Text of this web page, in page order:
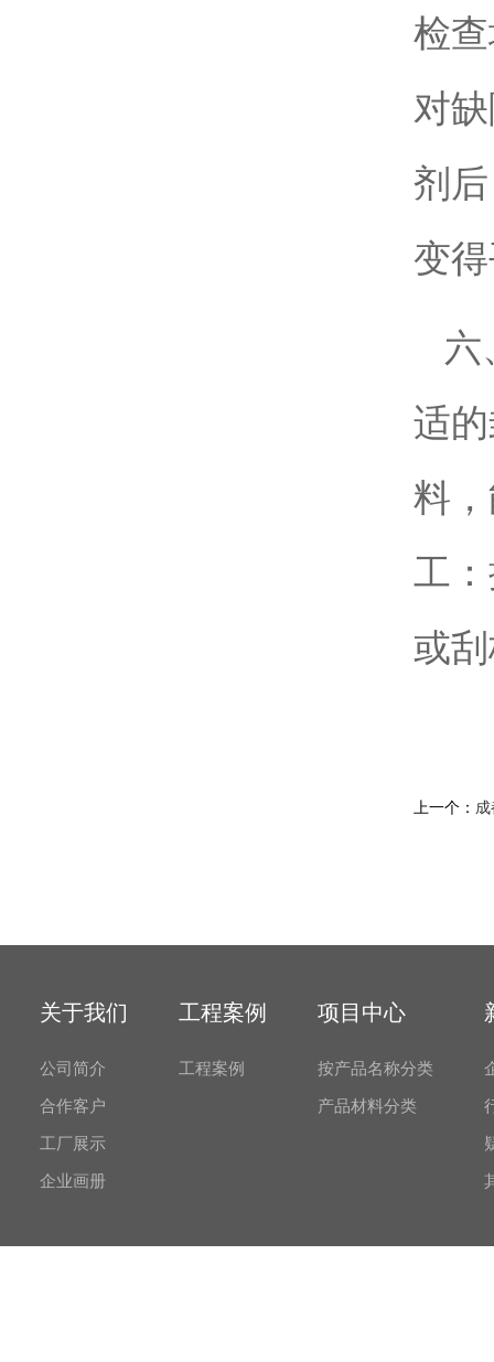
检
对
剂
变
六
适
料
工
或
上一个：
关于我们
公司简介
合作客户
工厂展示
企业画册
工程案例
工程案例
项目中心
按产品名称分类
产品材料分类